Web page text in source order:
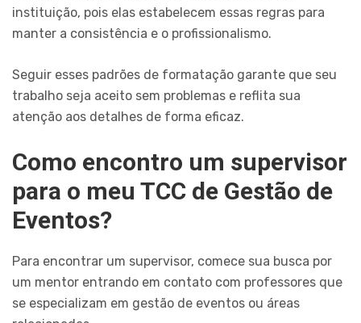
instituição, pois elas estabelecem essas regras para
manter a consistência e o profissionalismo.
Seguir esses padrões de formatação garante que seu
trabalho seja aceito sem problemas e reflita sua
atenção aos detalhes de forma eficaz.
Como encontro um supervisor
para o meu TCC de Gestão de
Eventos?
Para encontrar um supervisor, comece sua busca por
um mentor entrando em contato com professores que
se especializam em gestão de eventos ou áreas